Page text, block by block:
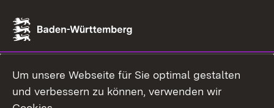
Um unsere Webseite für Sie optimal gestalten
und verbessern zu können, verwenden wir